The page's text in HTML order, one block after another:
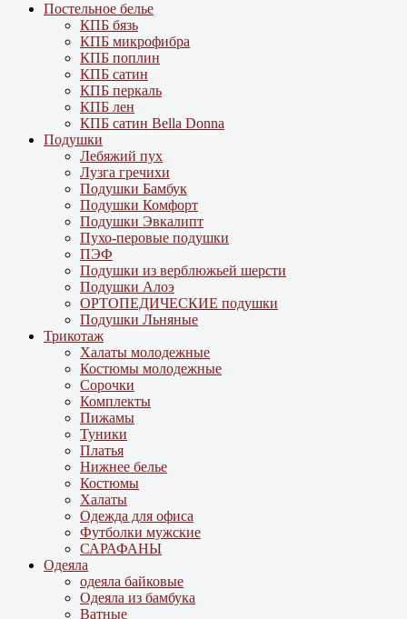
Постельное белье
КПБ бязь
КПБ микрофибра
КПБ поплин
КПБ сатин
КПБ перкаль
КПБ лен
КПБ сатин Bella Donna
Подушки
Лебяжий пух
Лузга гречихи
Подушки Бамбук
Подушки Комфорт
Подушки Эвкалипт
Пухо-перовые подушки
ПЭФ
Подушки из верблюжьей шерсти
Подушки Алоэ
ОРТОПЕДИЧЕСКИЕ подушки
Подушки Льняные
Трикотаж
Халаты молодежные
Костюмы молодежные
Сорочки
Комплекты
Пижамы
Туники
Платья
Нижнее белье
Костюмы
Халаты
Одежда для офиса
Футболки мужские
САРАФАНЫ
Одеяла
одеяла байковые
Одеяла из бамбука
Ватные